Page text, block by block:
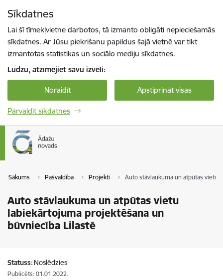
Sīkdatnes
Lai šī tīmekļvietne darbotos, tā izmanto obligāti nepieciešamās
sīkdatnes. Ar Jūsu piekrišanu papildus šajā vietnē var tikt
izmantotas statistikas un sociālo mediju sīkdatnes.
Lūdzu, atzīmējiet savu izvēli:
Noraidīt Apstiprināt visas
Pārvaldīt sīkdatnes
Sākums Pašvaldība Projekti Auto stāvlaukuma un atpūtas vietu
Auto stāvlaukuma un atpūtas vietu
labiekārtojuma projektēšana un
būvniecība Lilastē
Statuss: Noslēdzies
Publicēts: 01.01.2022.